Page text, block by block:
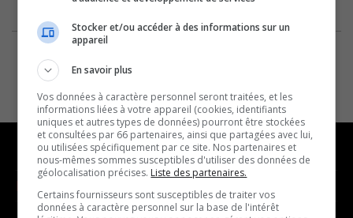
NOUVELLES MUSIQUE
Stocker et/ou accéder à des informations sur un
appareil
En savoir plus
Vos données à caractère personnel seront traitées, et les
informations liées à votre appareil (cookies, identifiants
uniques et autres types de données) pourront être stockées
et consultées par 66 partenaires, ainsi que partagées avec lui,
ou utilisées spécifiquement par ce site. Nos partenaires et
nous-mêmes sommes susceptibles d'utiliser des données de
géolocalisation précises. Liste des partenaires.
Certains fournisseurs sont susceptibles de traiter vos
données à caractère personnel sur la base de l'intérêt